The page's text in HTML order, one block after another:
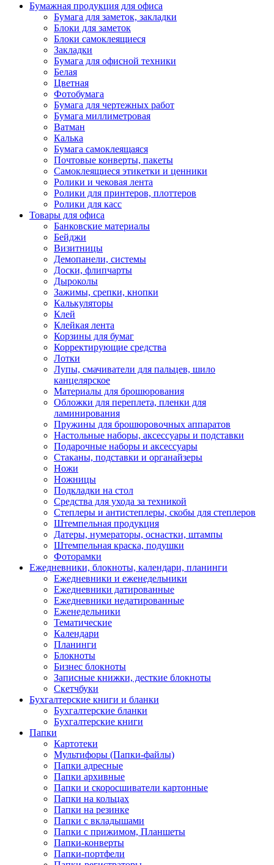
Бумажная продукция для офиса
Бумага для заметок, закладки
Блоки для заметок
Блоки самоклеящиеся
Закладки
Бумага для офисной техники
Белая
Цветная
Фотобумага
Бумага для чертежных работ
Бумага миллиметровая
Ватман
Калька
Бумага самоклеящаяся
Почтовые конверты, пакеты
Самоклеящиеся этикетки и ценники
Ролики и чековая лента
Ролики для принтеров, плоттеров
Ролики для касс
Товары для офиса
Банковские материалы
Бейджи
Визитницы
Демопанели, системы
Доски, флипчарты
Дыроколы
Зажимы, срепки, кнопки
Калькуляторы
Клей
Клейкая лента
Корзины для бумаг
Корректирующие средства
Лотки
Лупы, смачиватели для пальцев, шило
канцелярское
Материалы для брошюрования
Обложки для переплета, пленки для
ламинирования
Пружины для брошюровочных аппаратов
Настольные наборы, аксессуары и подставки
Подарочные наборы и аксессуары
Стаканы, подставки и органайзеры
Ножи
Ножницы
Подкладки на стол
Средства для ухода за техникой
Степлеры и антистеплеры, скобы для степлеров
Штемпельная продукция
Датеры, нумераторы, оснастки, штампы
Штемпельная краска, подушки
Фоторамки
Ежедневники, блокноты, календари, планинги
Ежедневники и еженедельники
Ежедневники датированные
Ежедневники недатированные
Еженедельники
Тематические
Календари
Планинги
Блокноты
Бизнес блокноты
Записные книжки, десткие блокноты
Скетчбуки
Бухгалтерские книги и бланки
Бухгалтерские бланки
Бухгалтерские книги
Папки
Картотеки
Мультифоры (Папки-файлы)
Папки адресные
Папки архивные
Папки и скоросшиватели картонные
Папки на кольцах
Папки на резинке
Папки с вкладышами
Папки с прижимом, Планшеты
Папки-конверты
Папки-портфели